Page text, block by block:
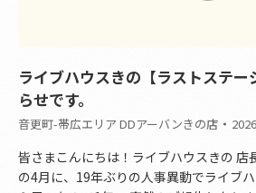
ライブハウスきの【ラストステー
らせです。
音更町-帯広エリア DDアーバンきの店
皆さまこんにちは！ライブハウスきの 店
の4月に、19年ぶりの人事異動でライブ